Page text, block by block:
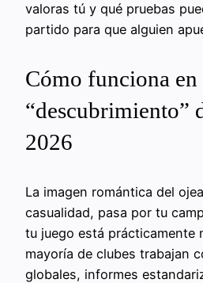
valoras tú y qué pruebas
partido para que alguien
Cómo funciona
“descubrimiento”
2026
La imagen romántica del
casualidad, pasa por tu
tu juego está prácticamente
mayoría de clubes trabajan
globales, informes